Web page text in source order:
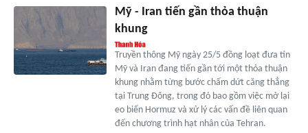
Mỹ - Iran tiến gần thỏa thuận
khung
Truyền thông Mỹ ngày 25/5 đồng loạt đưa tin
Mỹ và Iran đang tiến gần tới một thỏa thuận
khung nhằm từng bước chấm dứt căng thẳng
tại Trung Đông, trong đó bao gồm việc mở lại
eo biển Hormuz và xử lý các vấn đề liên quan
đến chương trình hạt nhân của Tehran.